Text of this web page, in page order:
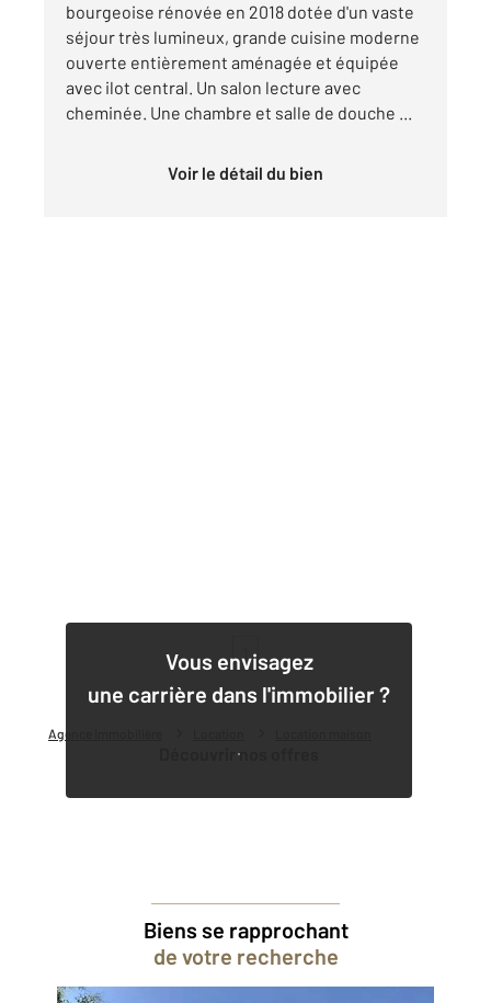
Agence immobilière
bourgeoise rénovée en 2018 dotée d'un vaste
séjour très lumineux, grande cuisine moderne
ouverte entièrement aménagée et équipée
avec ilot central. Un salon lecture avec
cheminée. Une chambre et salle de douche ...
Voir le détail du bien
Vous envisagez
une carrière dans l'immobilier ?
Découvrir nos offres
Biens se rapprochant
de votre recherche